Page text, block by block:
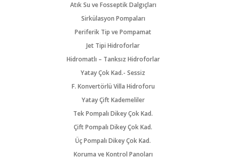
Atık Su ve Fosseptik Dalgıçları
Sirkülasyon Pompaları
Periferik Tip ve Pompamat
Jet Tipi Hidroforlar
Hidromatlı – Tanksız Hidroforlar
Yatay Çok Kad.- Sessiz
F. Konvertörlü Villa Hidroforu
Yatay Çift Kademeliler
Tek Pompalı Dikey Çok Kad.
Çift Pompalı Dikey Çok Kad.
Üç Pompalı Dikey Çok Kad.
Koruma ve Kontrol Panoları